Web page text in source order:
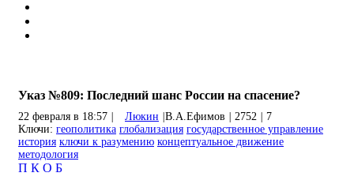
Указ №809: Последний шанс России на спасение?
22 февраля в 18:57 Люкин В.А.Ефимов 2752
7
Ключи: геополитика глобализация государственное управление
история ключи к разумению концептуальное движение
методология
П К О Б